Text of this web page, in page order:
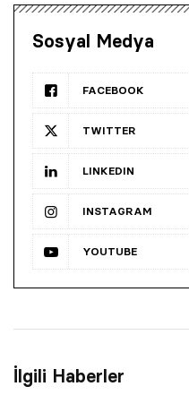
Sosyal Medya
FACEBOOK
TWITTER
LINKEDIN
INSTAGRAM
YOUTUBE
İlgili Haberler